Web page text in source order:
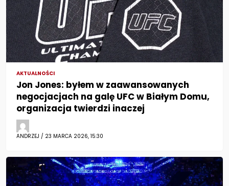
AKTUALNOŚCI
Jon Jones: byłem w zaawansowanych
negocjacjach na galę UFC w Białym Domu,
organizacja twierdzi inaczej
ANDRZEJ / 23 MARCA 2026, 15:30